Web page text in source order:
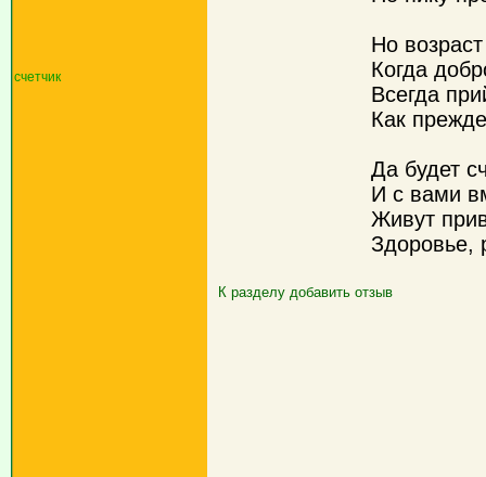
счетчик
Но
Когда
Всегда
Как
Да будет
И с вами
Живут
Здоровье,
К разделу добавить отзыв